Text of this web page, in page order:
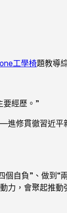
工學椅題教導
要經歷。”
修貫徹習近平
個自負”、做到“
，會聚起推動